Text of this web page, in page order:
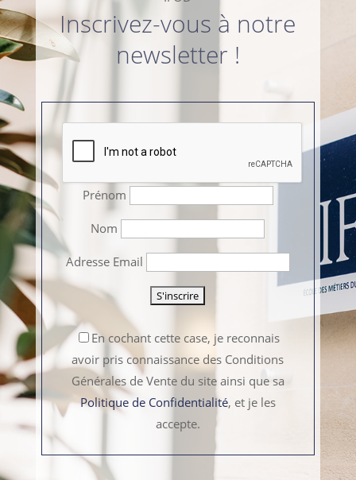
Inscrivez-vous à notre
newsletter !
Prénom
Nom
Adresse Email
En cochant cette case, je reconnais
avoir pris connaissance des Conditions
Générales de Vente du site ainsi que sa
Politique de Confidentialité, et je les
accepte.